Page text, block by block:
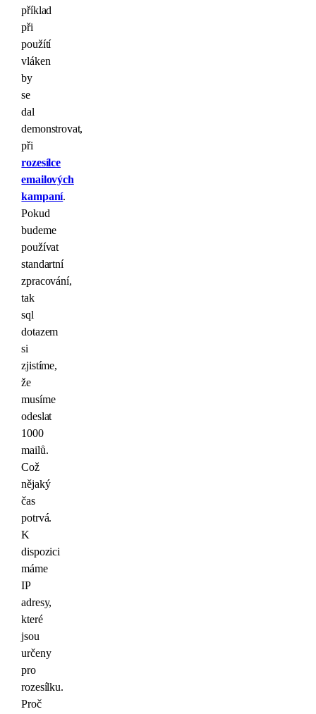
příklad
při
použítí
vláken
by
se
dal
demonstrovat,
při
rozesílce
emailových
kampaní.
Pokud
budeme
používat
standartní
zpracování,
tak
sql
dotazem
si
zjistíme,
že
musíme
odeslat
1000
mailů.
Což
nějaký
čas
potrvá.
K
dispozici
máme
IP
adresy,
které
jsou
určeny
pro
rozesílku.
Proč